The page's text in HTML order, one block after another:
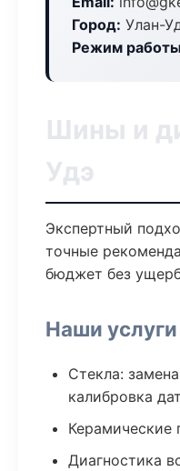
Город: Улан-
Режим
Шины и
Удэ
Экспертный
точные
бюджет без
Наши услуги
Стекла:
калибровка
Диагностика